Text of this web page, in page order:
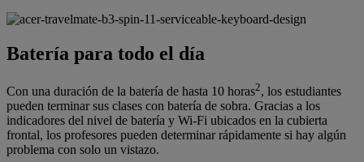
Batería para todo el día
Con una duración de la batería de hasta 10 horas2, los estudiantes
pueden terminar sus clases con batería de sobra. Gracias a los
indicadores del nivel de batería y Wi-Fi ubicados en la cubierta
frontal, los profesores pueden determinar rápidamente si hay algún
problema con solo un vistazo.